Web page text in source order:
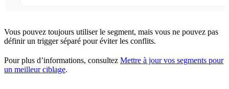
Vous pouvez toujours utiliser le segment, mais vous ne pouvez pas
définir un trigger séparé pour éviter les conflits.
Pour plus d’informations, consultez Mettre à jour vos segments pour
un meilleur ciblage.